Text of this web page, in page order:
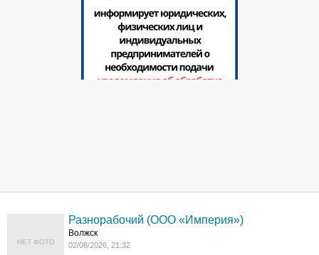
НЕТ ФОТО
Разнорабочий (ООО «Империя»)
Волжск
02/08/2026, 21:32